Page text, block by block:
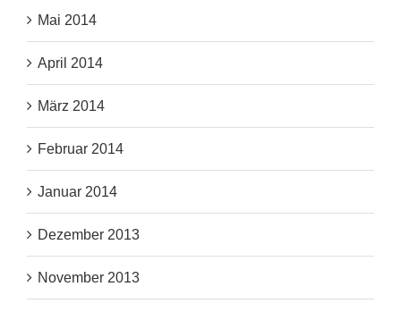
Mai 2014
April 2014
März 2014
Februar 2014
Januar 2014
Dezember 2013
November 2013